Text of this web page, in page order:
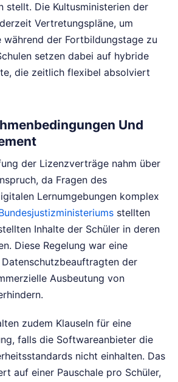
stellt. Die Kultusministerien der
Vertretungspläne, um
während der Fortbildungstage zu
setzen dabei auf hybride
die zeitlich flexibel absolviert
Und
der Lizenzverträge nahm über
da Fragen des
Lernumgebungen komplex
stellten
Inhalte der Schüler in deren
Diese Regelung war eine
der
Ausbeutung von
zudem Klauseln für eine
falls die Softwareanbieter die
nicht einhalten. Das
auf einer Pauschale pro Schüler,